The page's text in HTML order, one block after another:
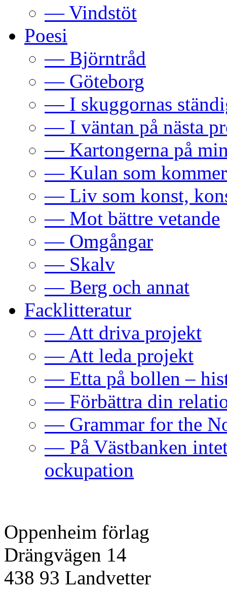
— Vindstöt
Poesi
— Björntråd
— Göteborg
— I skuggornas
— I väntan på nästa
— Kartongerna på
— Kulan som kommer
— Liv som konst,
— Mot bättre vetande
— Omgångar
— Skalv
— Berg och annat
Facklitteratur
— Att driva projekt
— Att leda projekt
— Etta på bollen –
— Förbättra din
— Grammar for the
— På Västbanken
ockupation
Oppenheim förlag
Drängvägen 14
438 93 Landvetter